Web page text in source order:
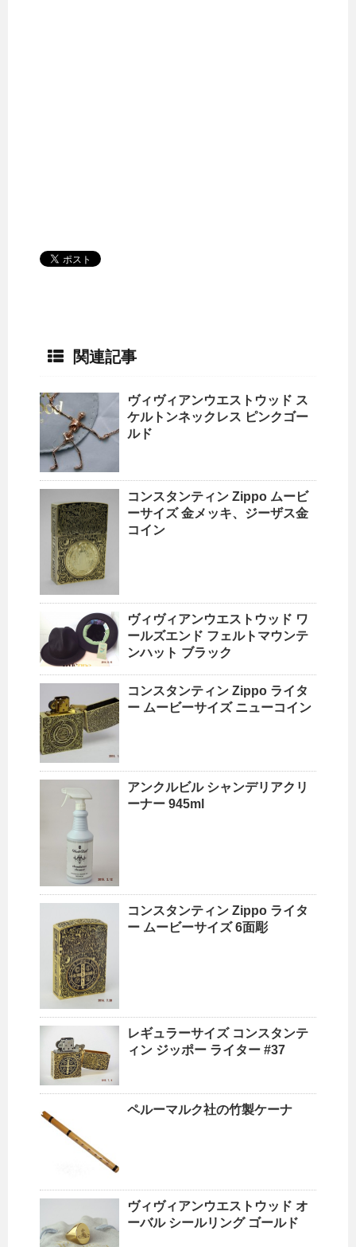
関連記事
ヴィヴィアンウエストウッド ス
ケルトンネックレス ピンクゴー
ルド
コンスタンティン Zippo ムービ
ーサイズ 金メッキ、ジーザス金
コイン
ヴィヴィアンウエストウッド ワ
ールズエンド フェルトマウンテ
ンハット ブラック
コンスタンティン Zippo ライタ
ー ムービーサイズ ニューコイン
アンクルビル シャンデリアクリ
ーナー 945ml
コンスタンティン Zippo ライタ
ー ムービーサイズ 6面彫
レギュラーサイズ コンスタンテ
ィン ジッポー ライター #37
ペルーマルク社の竹製ケーナ
ヴィヴィアンウエストウッド オ
ーバル シールリング ゴールド